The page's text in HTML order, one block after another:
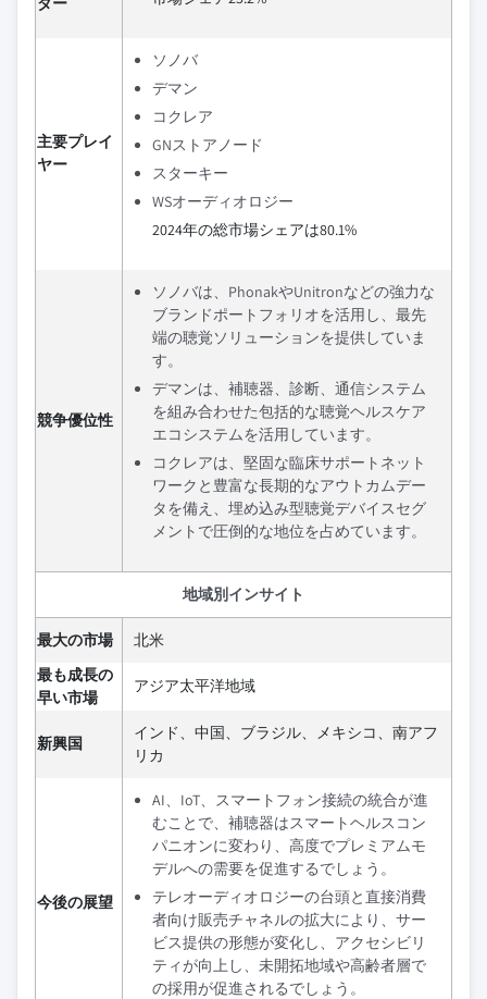
主要プレイ
ヤー
ソノバ
デマン
コクレア
GNストアノード
スターキー
WSオーディオロジー
2024年の総市場シェアは80.1%
競争優位性
ソノバは、PhonakやUnitronなどの強力な
ブランドポートフォリオを活用し、最先
端の聴覚ソリューションを提供していま
す。
デマンは、補聴器、診断、通信システム
を組み合わせた包括的な聴覚ヘルスケア
エコシステムを活用しています。
コクレアは、堅固な臨床サポートネット
ワークと豊富な長期的なアウトカムデー
タを備え、埋め込み型聴覚デバイスセグ
メントで圧倒的な地位を占めています。
地域別インサイト
最大の市場
北米
最も成長の
早い市場
アジア太平洋地域
新興国
インド、中国、ブラジル、メキシコ、南アフ
リカ
今後の展望
AI、IoT、スマートフォン接続の統合が進
むことで、補聴器はスマートヘルスコン
パニオンに変わり、高度でプレミアムモ
デルへの需要を促進するでしょう。
テレオーディオロジーの台頭と直接消費
者向け販売チャネルの拡大により、サー
ビス提供の形態が変化し、アクセシビリ
ティが向上し、未開拓地域や高齢者層で
の採用が促進されるでしょう。